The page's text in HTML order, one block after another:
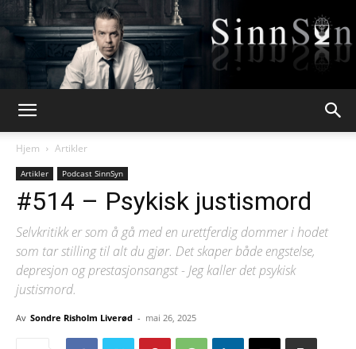
Hjem
Artikler
Artikler Podcast SinnSyn
#514 – Psykisk justismord
Selvkritikk er som å gå med en urettferdig dommer i hodet
som tar stilling til alt du gjør. Det skaper både engstelse,
depresjon og prestasjonsangst - Jeg kaller det psykisk
justismord.
Av Sondre Risholm Liverød - mai 26, 2025